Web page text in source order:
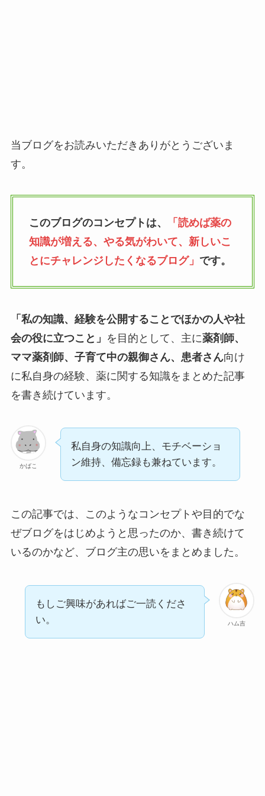
当ブログをお読みいただきありがとうございま
す。
このブログのコンセプトは、
「読めば薬の
知識が増える、やる気がわいて、新しいこ
とにチャレンジしたくなるブログ」 です。
「私の知識、経験を公開することでほかの人や社
会の役に立つこと」 を目的として、主に薬剤師、
ママ薬剤師、子育て中の親御さん、患者さん向け
に私自身の経験、薬に関する知識をまとめた記事
を書き続けています。
かばこ
私自身の知識向上、モチベーショ
ン維持、備忘録も兼ねています。
この記事では、このようなコンセプトや目的でな
ぜブログをはじめようと思ったのか、書き続けて
いるのかなど、ブログ主の思いをまとめました。
ハム吉
もしご興味があればご一読くださ
い。